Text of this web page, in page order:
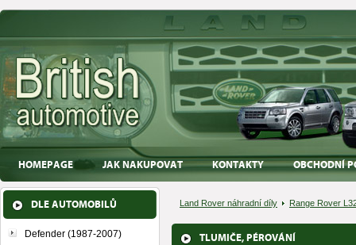
HOMEPAGE JAK NAKUPOVAT KONTAKTY OBCHODNÍ
DLE AUTOMOBILŮ
Defender (1987-2007)
Land Rover náhradní díly Range Rover
TLUMIČE, PÉROVÁNÍ